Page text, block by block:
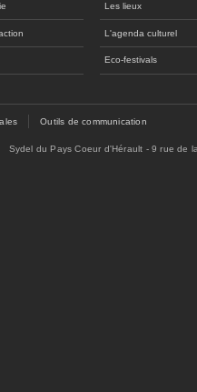
Les lieux
L'agenda culturel
Eco-festivals
Outils de communication
Sydel du Pays Coeur d'Hérault - 9 rue de